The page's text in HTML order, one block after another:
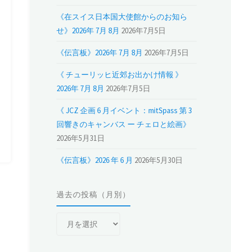
《在スイス日本国大使館からのお知ら
せ》2026年 7月 8月 2026年7月5日
《伝言板》2026年 7月 8月 2026年7月5日
《 チューリッヒ近郊お出かけ情報 》
2026年 7月 8月 2026年7月5日
《 JCZ 企画 6 月イベント：mitSpass 第 3
回響きのキャンバス ー チェロと絵画》
2026年5月31日
《伝言板》2026 年 6 月 2026年5月30日
過去の投稿（月別）